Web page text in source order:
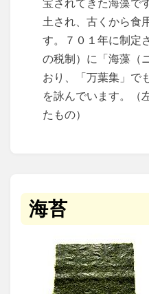
宝されてきた海藻で
土され、古くから食
す。７０１年に制定
の税制）に「海藻（
おり、「万葉集」で
を詠んでいます。
たもの）
海苔